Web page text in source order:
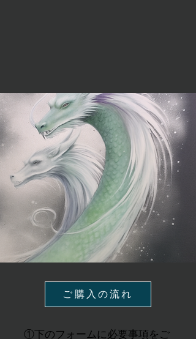
ご購入の流れ
①下のフォームに必要事項をご